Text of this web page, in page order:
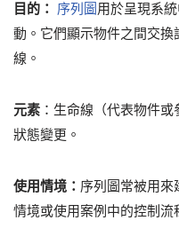
目的： 序列圖 用於呈現系
動。它們顯示物件之間交
線。
元素 ：生命線（代表物件
狀態變更。
使用情境： 序列圖常被用來
情境或使用案例中的控制流